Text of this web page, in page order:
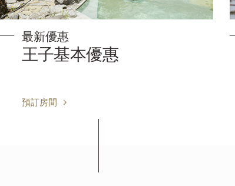
最新優惠
[僅限會員][連住5晚以上更
預訂房間